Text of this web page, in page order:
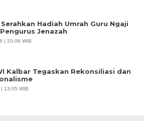
Hadiah Umrah Guru Ngaji
Jenazah
| 20:06 WIB
Kalbar Tegaskan Rekonsiliasi dan
13:05 WIB